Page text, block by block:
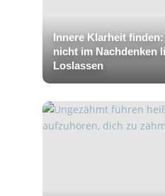
Innere Klarheit finden:
nicht im Nachdenken
Loslassen